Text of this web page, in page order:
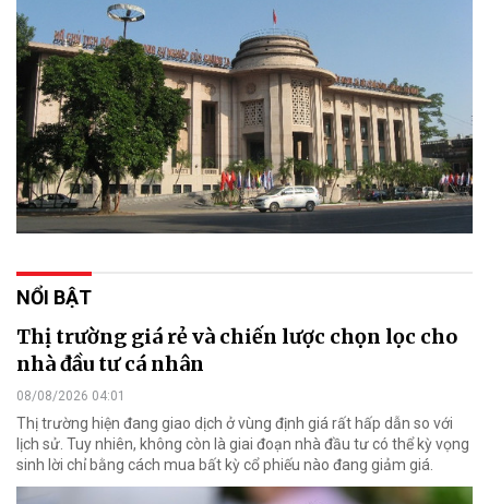
NỔI BẬT
Thị trường giá rẻ và chiến lược chọn lọc cho
nhà đầu tư cá nhân
08/08/2026 04:01
Thị trường hiện đang giao dịch ở vùng định giá rất hấp dẫn so với
lịch sử. Tuy nhiên, không còn là giai đoạn nhà đầu tư có thể kỳ vọng
sinh lời chỉ bằng cách mua bất kỳ cổ phiếu nào đang giảm giá.